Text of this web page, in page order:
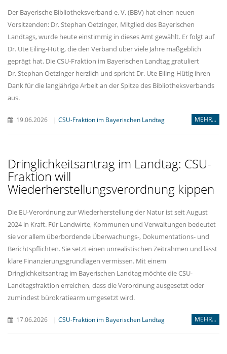
Der Bayerische Bibliotheksverband e. V. (BBV) hat einen neuen
Vorsitzenden: Dr. Stephan Oetzinger, Mitglied des Bayerischen
Landtags, wurde heute einstimmig in dieses Amt gewählt. Er folgt auf
Dr. Ute Eiling-Hütig, die den Verband über viele Jahre maßgeblich
geprägt hat. Die CSU-Fraktion im Bayerischen Landtag gratuliert
Dr. Stephan Oetzinger herzlich und spricht Dr. Ute Eiling-Hütig ihren
Dank für die langjährige Arbeit an der Spitze des Bibliotheksverbands
aus.
19.06.2026 | CSU-Fraktion im Bayerischen Landtag MEHR...
Dringlichkeitsantrag im Landtag: CSU-
Fraktion will
Wiederherstellungsverordnung kippen
Die EU-Verordnung zur Wiederherstellung der Natur ist seit August
2024 in Kraft. Für Landwirte, Kommunen und Verwaltungen bedeutet
sie vor allem überbordende Überwachungs-, Dokumentations- und
Berichtspflichten. Sie setzt einen unrealistischen Zeitrahmen und lässt
klare Finanzierungsgrundlagen vermissen. Mit einem
Dringlichkeitsantrag im Bayerischen Landtag möchte die CSU-
Landtagsfraktion erreichen, dass die Verordnung ausgesetzt oder
zumindest bürokratiearm umgesetzt wird.
17.06.2026 | CSU-Fraktion im Bayerischen Landtag MEHR...